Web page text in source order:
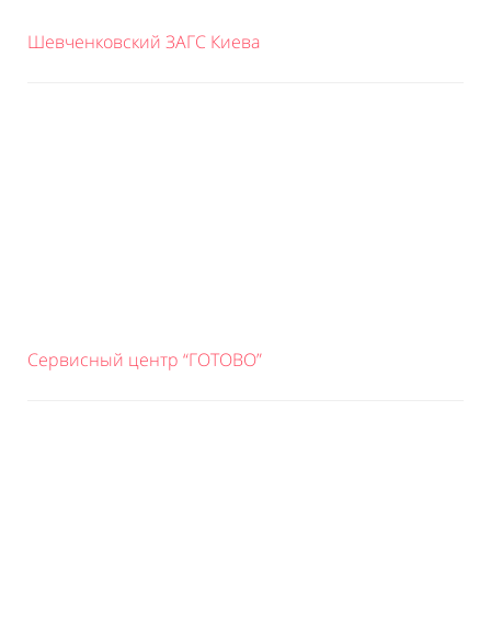
Шевченковский ЗАГС Киева
Сервисный центр “ГОТОВО”